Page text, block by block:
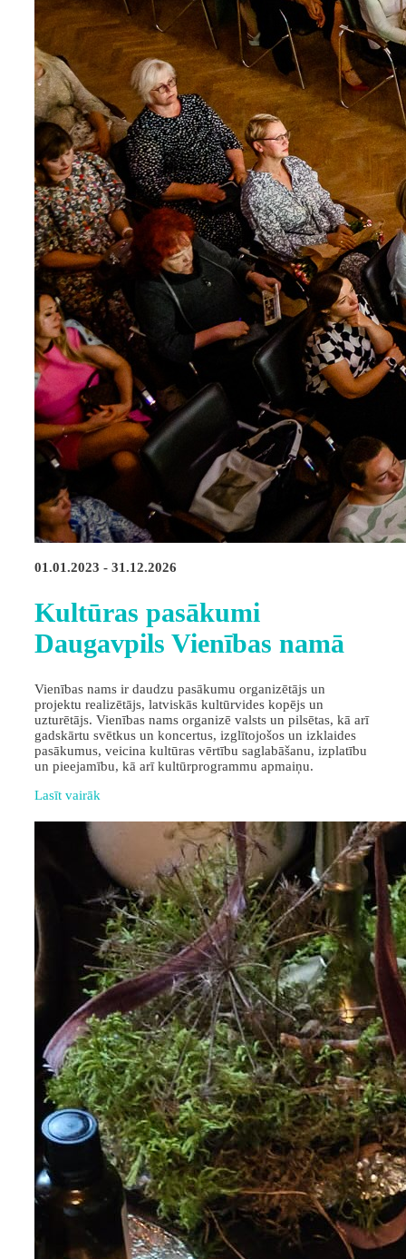
01.01.2023 - 31.12.2026
Kultūras pasākumi
Daugavpils Vienības namā
Vienības nams ir daudzu pasākumu organizētājs un
projektu realizētājs, latviskās kultūrvides kopējs un
uzturētājs. Vienības nams organizē valsts un pilsētas, kā arī
gadskārtu svētkus un koncertus, izglītojošos un izklaides
pasākumus, veicina kultūras vērtību saglabāšanu, izplatību
un pieejamību, kā arī kultūrprogrammu apmaiņu.
Lasīt vairāk